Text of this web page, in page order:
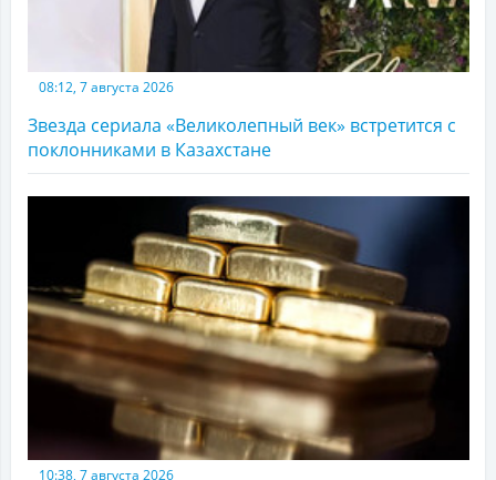
08:12, 7 августа 2026
Звезда сериала «Великолепный век» встретится с
поклонниками в Казахстане
10:38, 7 августа 2026